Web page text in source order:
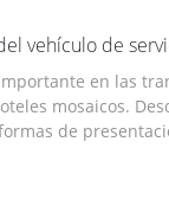
vehículo de
en las
mosaicos.
de
Uno de ellos es el
símbolo de